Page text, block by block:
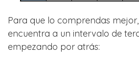
Para que lo comprendas
encuentra a un intervalo de
empezando por atrás: